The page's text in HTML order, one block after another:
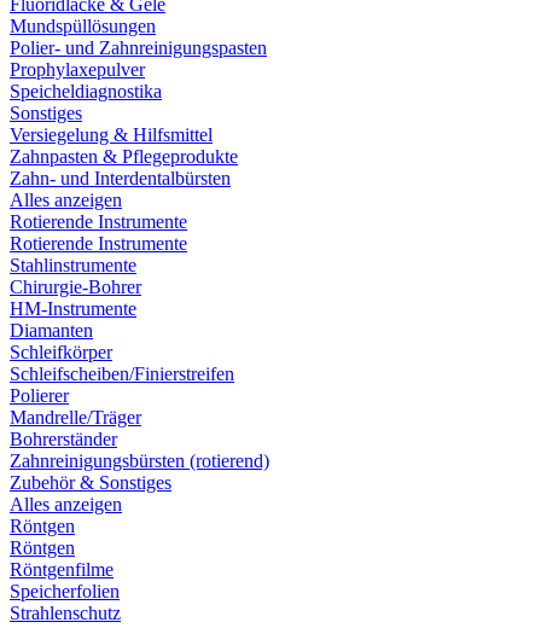
Fluoridlacke & Gele
Mundspüllösungen
Polier- und Zahnreinigungspasten
Prophylaxepulver
Speicheldiagnostika
Sonstiges
Versiegelung & Hilfsmittel
Zahnpasten & Pflegeprodukte
Zahn- und Interdentalbürsten
Alles anzeigen
Rotierende Instrumente
Rotierende Instrumente
Stahlinstrumente
Chirurgie-Bohrer
HM-Instrumente
Diamanten
Schleifkörper
Schleifscheiben/Finierstreifen
Polierer
Mandrelle/Träger
Bohrerständer
Zahnreinigungsbürsten (rotierend)
Zubehör & Sonstiges
Alles anzeigen
Röntgen
Röntgen
Röntgenfilme
Speicherfolien
Strahlenschutz